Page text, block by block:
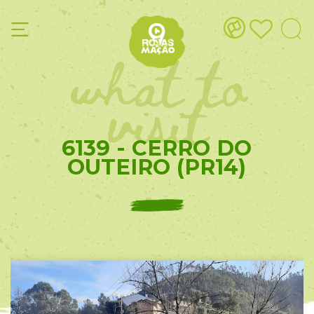
what to
visit
6139 - CERRO DO
OUTEIRO (PR14)